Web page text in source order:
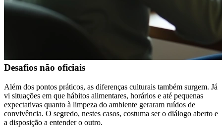
Desafios não oficiais
Além dos pontos práticos, as diferenças culturais também surgem. Já
vi situações em que hábitos alimentares, horários e até pequenas
expectativas quanto à limpeza do ambiente geraram ruídos de
convivência. O segredo, nestes casos, costuma ser o diálogo aberto e
a disposição a entender o outro.